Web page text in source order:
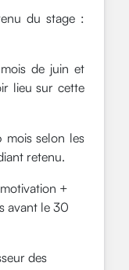
du stage :
de juin et
lieu sur cette
mois selon les
retenu.
+
avant le 30
des